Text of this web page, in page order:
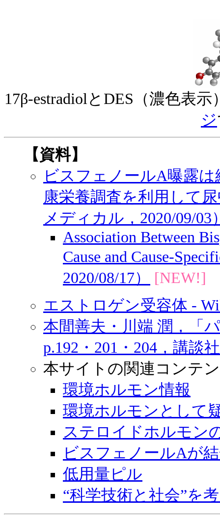
17β-estradiolとDES（濃色表
ジ
【資料】
ビスフェノールA曝露
康栄養調査を利用して
メディカル，2020/09/03
Association Between
Cause and Cause-
2020/08/17）
[NEW!]
エストロゲン受容体 -
本間善夫・川端 潤，「
p.192・201・204，講談
本サイトの関連コンテ
環境ホルモン情報
環境ホルモンとして
ステロイドホルモン
ビスフェノールAが
低用量ピル
“科学技術と社会”を